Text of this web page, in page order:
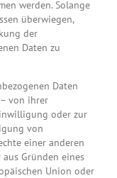
werden. Solange
überwiegen,
der
Daten zu
Daten
von ihrer
oder zur
von
einer anderen
Gründen eines
Union oder